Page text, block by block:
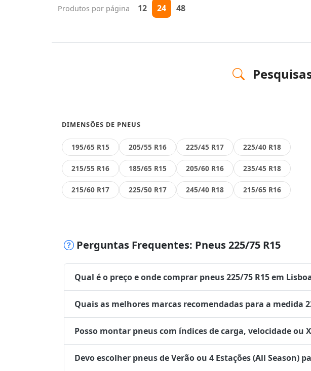
Produtos por página 12 24 48
DIMENSÕES DE PNEUS
195/65 R15 205/55 R16 225/45 R17 225/40 R18
215/55 R16 185/65 R15 205/60 R16 235/45 R18
215/60 R17 225/50 R17 245/40 R18 215/65 R16
Perguntas Frequentes: Pneus 225/75 R15
Qual é o preço e onde comprar pneus 225/75 R15 em
Quais as melhores marcas recomendadas para a medida
Posso montar pneus com índices de carga, velocidade ou
Devo escolher pneus de Verão ou 4 Estações (All Season)